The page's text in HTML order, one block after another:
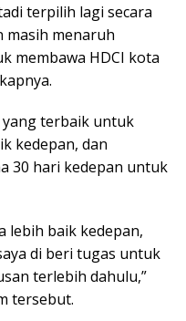
terpilih lagi secara
masih menaruh
membawa HDCI kota
terbaik untuk
kedepan, dan
30 hari kedepan untuk
lebih baik kedepan,
di beri tugas untuk
terlebih dahulu,”
tersebut.